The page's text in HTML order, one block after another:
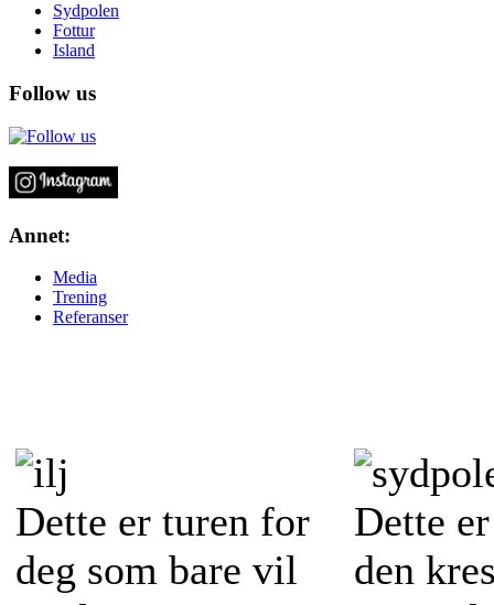
Sydpolen
Fottur
Island
Follow us
Annet:
Media
Trening
Referanser
Dette er turen for
deg som bare vil
Dette
den